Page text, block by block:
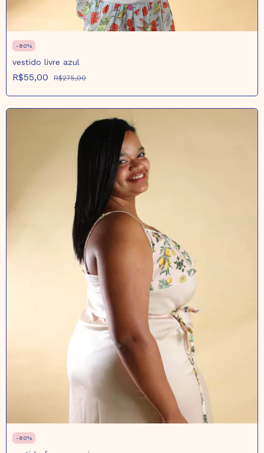
-80%
vestido livre azul
R$55,00 R$275,00
-80%